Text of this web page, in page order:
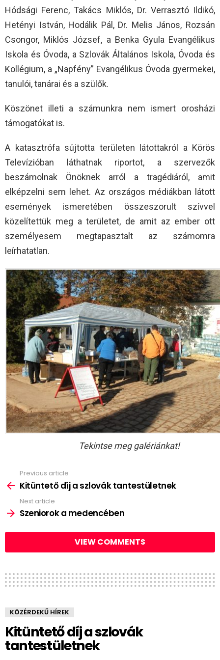
Hódsági Ferenc, Takács Miklós, Dr. Verrasztó Ildikó,
Hetényi István, Hodálik Pál, Dr. Melis János, Rozsán
Csongor, Miklós József, a Benka Gyula Evangélikus
Iskola és Óvoda, a Szlovák Általános Iskola, Óvoda és
Kollégium, a „Napfény” Evangélikus Óvoda gyermekei,
tanulói, tanárai és a szülők.
Köszönet illeti a számunkra nem ismert orosházi
támogatókat is.
A katasztrófa sújtotta területen látottakról a Körös
Televízióban láthatnak riportot, a szervezők
beszámolnak Önöknek arról a tragédiáról, amit
elképzelni sem lehet. Az országos médiákban látott
események ismeretében összeszorult szívvel
közelítettük meg a területet, de amit az ember ott
személyesem megtapasztalt az számomra
leírhatatlan.
Tekintse meg galériánkat!
more
Previous article
Kitüntető díj a szlovák tantestületnek
Next article
Szeniorok a medencében
VIEW COMMENTS
KÖZÉRDEKŰ HÍREK
Kitüntető díj a szlovák
tantestületnek